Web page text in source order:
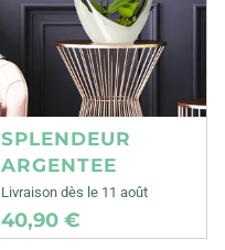
SPLENDEUR
ARGENTEE
Livraison dès le 11 août
40,90 €